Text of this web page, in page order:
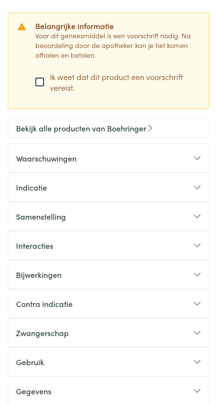
Belangrijke informatie
Voor dit geneesmiddel is een voorschrift nodig. Na
beoordeling door de apotheker kan je het komen
afhalen en betalen.
Ik weet dat dit product een voorschrift
vereist.
Bekijk alle producten van Boehringer
Waarschuwingen
Indicatie
Samenstelling
Interacties
Bijwerkingen
Contra indicatie
Zwangerschap
Gebruik
Gegevens